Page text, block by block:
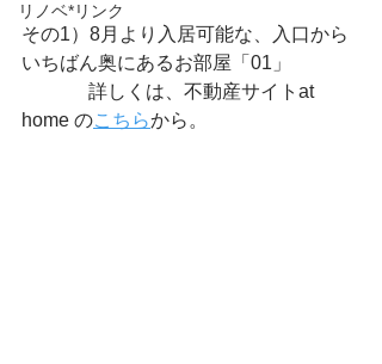
リノベ*リンク
その1）8月より入居可能な、入口から
いちばん奥にあるお部屋「01」
詳しくは、不動産サイトat
home のこちらから。